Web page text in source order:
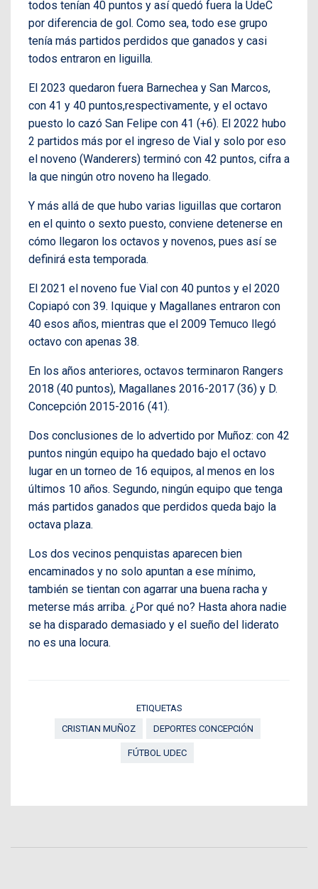
todos tenían 40 puntos y así quedó fuera la UdeC
por diferencia de gol. Como sea, todo ese grupo
tenía más partidos perdidos que ganados y casi
todos entraron en liguilla.
El 2023 quedaron fuera Barnechea y San Marcos,
con 41 y 40 puntos,respectivamente, y el octavo
puesto lo cazó San Felipe con 41 (+6). El 2022 hubo
2 partidos más por el ingreso de Vial y solo por eso
el noveno (Wanderers) terminó con 42 puntos, cifra a
la que ningún otro noveno ha llegado.
Y más allá de que hubo varias liguillas que cortaron
en el quinto o sexto puesto, conviene detenerse en
cómo llegaron los octavos y novenos, pues así se
definirá esta temporada.
El 2021 el noveno fue Vial con 40 puntos y el 2020
Copiapó con 39. Iquique y Magallanes entraron con
40 esos años, mientras que el 2009 Temuco llegó
octavo con apenas 38.
En los años anteriores, octavos terminaron Rangers
2018 (40 puntos), Magallanes 2016-2017 (36) y D.
Concepción 2015-2016 (41).
Dos conclusiones de lo advertido por Muñoz: con 42
puntos ningún equipo ha quedado bajo el octavo
lugar en un torneo de 16 equipos, al menos en los
últimos 10 años. Segundo, ningún equipo que tenga
más partidos ganados que perdidos queda bajo la
octava plaza.
Los dos vecinos penquistas aparecen bien
encaminados y no solo apuntan a ese mínimo,
también se tientan con agarrar una buena racha y
meterse más arriba. ¿Por qué no? Hasta ahora nadie
se ha disparado demasiado y el sueño del liderato
no es una locura.
ETIQUETAS
CRISTIAN MUÑOZ
DEPORTES CONCEPCIÓN
FÚTBOL UDEC